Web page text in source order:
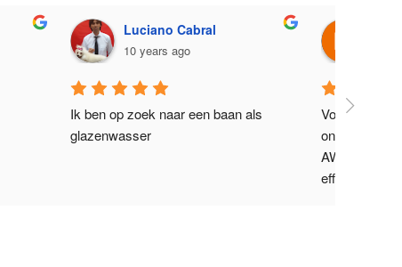
Maurits Baeyens
11 years ago
Voor het reinigen van de ramen van
onze kantoren maken wij gebruik van
AWC. Ze leveren een uitstekende en